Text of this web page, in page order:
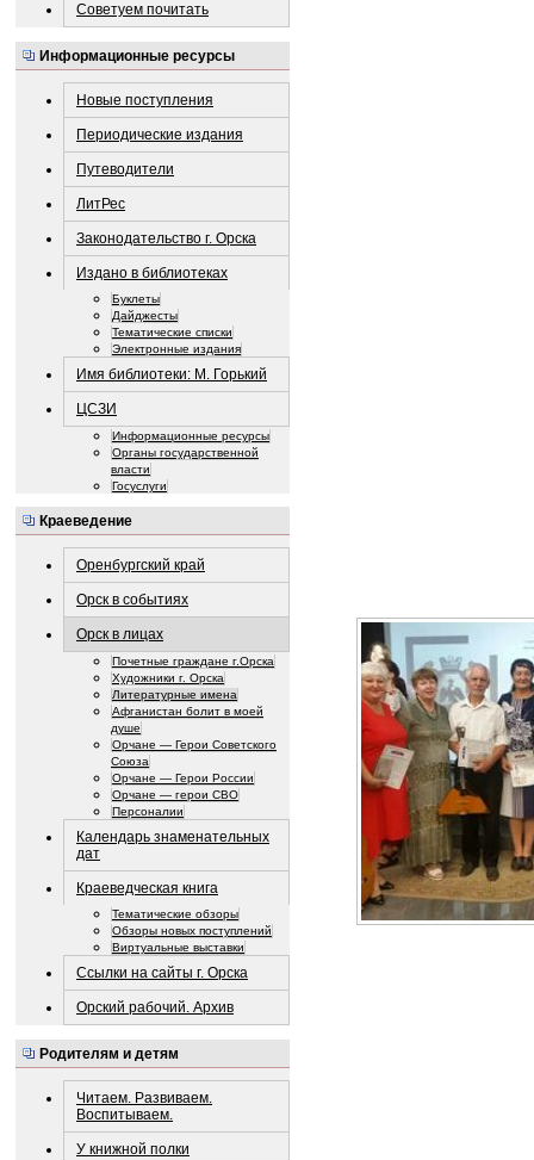
Советуем почитать
Информационные ресурсы
Новые поступления
Периодические издания
Путеводители
ЛитРес
Законодательство г. Орска
Издано в библиотеках
Буклеты
Дайджесты
Тематические списки
Электронные издания
Имя библиотеки: М. Горький
ЦСЗИ
Информационные ресурсы
Органы государственной
власти
Госуслуги
Краеведение
Оренбургский край
Орск в событиях
Орск в лицах
Почетные граждане г.Орска
Художники г. Орска
Литературные имена
Афганистан болит в моей
душе
Орчане — Герои Советского
Союза
Орчане — Герои России
Орчане — герои СВО
Персоналии
Календарь знаменательных
дат
Краеведческая книга
Тематические обзоры
Обзоры новых поступлений
Виртуальные выставки
Ссылки на сайты г. Орска
Орский рабочий. Архив
Родителям и детям
Читаем. Развиваем.
Воспитываем.
У книжной полки